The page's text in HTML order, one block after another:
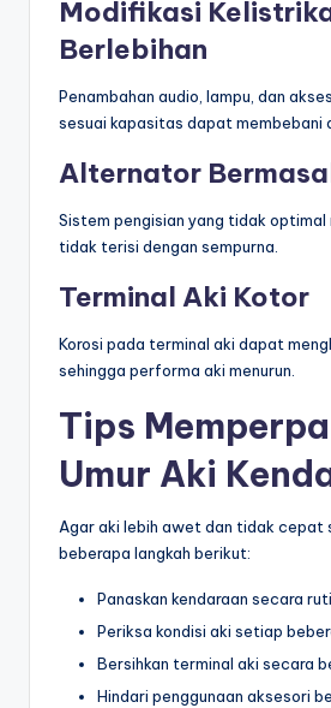
Modifikasi
Berlebihan
Penambahan audio, lampu, dan
sesuai kapasitas dapat membebani
Alternator
Sistem pengisian yang tidak optimal
tidak terisi dengan sempurna.
Terminal Aki Kotor
Korosi pada terminal aki dapat
sehingga performa aki menurun.
Tips
Umur Aki
Agar aki lebih awet dan tidak cepat
beberapa langkah berikut:
Panaskan kendaraan secara
Periksa kondisi aki setiap
Bersihkan terminal aki secara
Hindari penggunaan aksesori